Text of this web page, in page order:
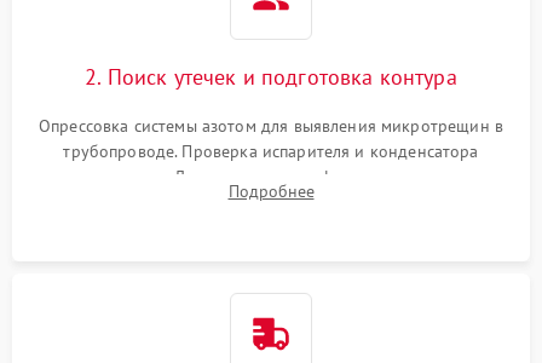
2. Поиск утечек и подготовка контура
Опрессовка системы азотом для выявления микротрещин в
трубопроводе. Проверка испарителя и конденсатора
течеискателем. Демонтаж старого фильтра-осушителя и
продувка капиллярной трубки для устранения засоров.
Подробнее